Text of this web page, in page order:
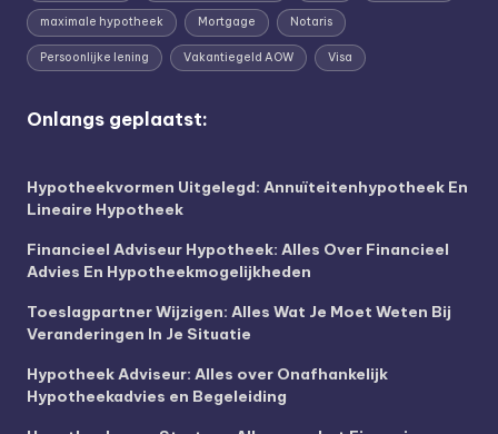
maximale hypotheek Mortgage Notaris
Persoonlijke lening Vakantiegeld AOW Visa
Onlangs geplaatst:
Hypotheekvormen Uitgelegd: Annuïteitenhypotheek En
Lineaire Hypotheek
Financieel Adviseur Hypotheek: Alles Over Financieel
Advies En Hypotheekmogelijkheden
Toeslagpartner Wijzigen: Alles Wat Je Moet Weten Bij
Veranderingen In Je Situatie
Hypotheek Adviseur: Alles over Onafhankelijk
Hypotheekadvies en Begeleiding